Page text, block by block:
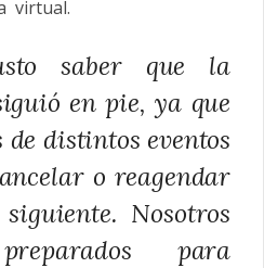
virtual.
saber que la
en pie, ya que
distintos eventos
o reagendar
Nosotros
para